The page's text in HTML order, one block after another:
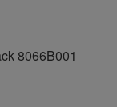
8066B001